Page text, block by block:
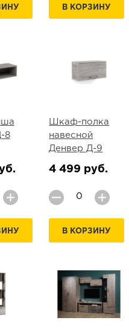
В КОРЗИНУ
8
Шкаф-полка
навесной
Денвер Д-9
4 499 руб.
В КОРЗИНУ